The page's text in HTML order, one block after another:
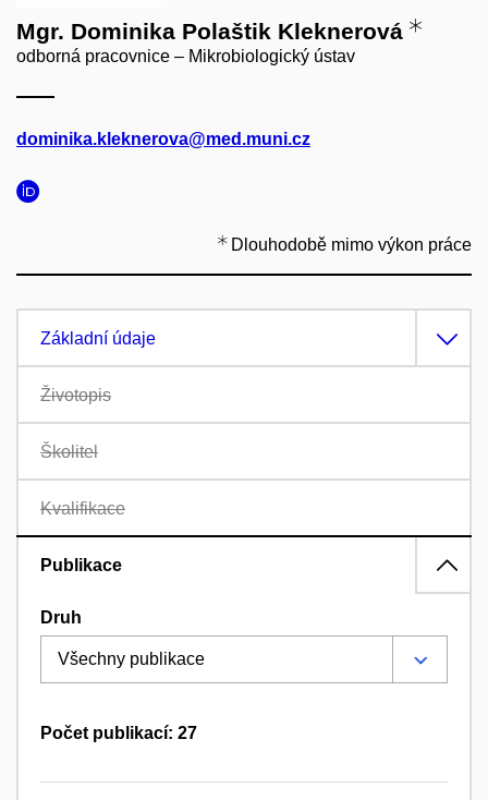
Mgr. Dominika Polaštik Kleknerová
odborná pracovnice – Mikrobiologický ústav
dominika.kleknerova@med.muni.cz
Dlouhodobě mimo výkon práce
Základní údaje
Životopis
Školitel
Kvalifikace
Publikace
Druh
Počet publikací: 27